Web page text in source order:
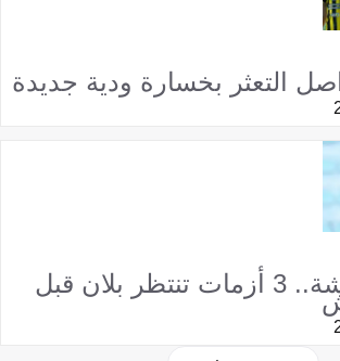
التعثر بخسارة ودية جديدة
بسبب فنربخشة.. 3 أزمات تنتظر بلان قبل